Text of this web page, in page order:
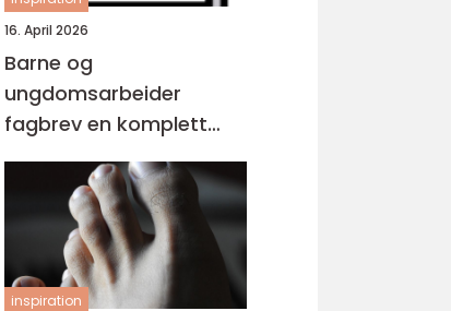
16. April 2026
Barne og
ungdomsarbeider
fagbrev en komplett
guide for voksne
inspiration